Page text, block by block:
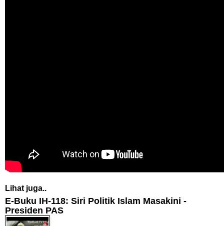
Lihat juga..
E-Buku IH-118: Siri Politik Islam Masakini -
Presiden PAS